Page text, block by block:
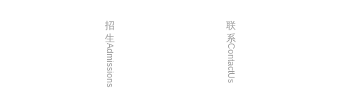
招
生
Admissions
联
系
ContactUs